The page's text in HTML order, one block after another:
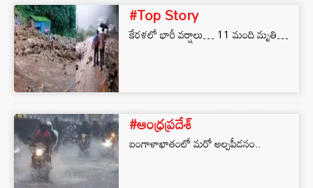
#Top Story
కేర‌ళ‌లో భారీ వ‌ర్షాలు… 11 మంది మృతి…
#ఆంధ్రప్రదేశ్
బంగాళాఖాతంలో మరో అల్పపీడనం..